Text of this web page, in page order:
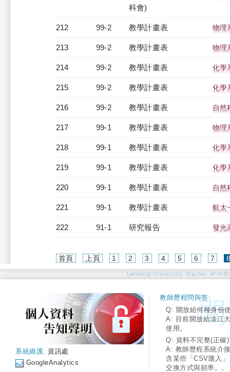
科會)
212 99-2 教學計畫表 物理
213 99-2 教學計畫表 物理
214 99-2 教學計畫表 化學
215 99-2 教學計畫表 化學
216 99-2 教學計畫表 自然
217 99-1 教學計畫表 物理
218 99-1 教學計畫表 化學
219 99-1 教學計畫表 化學
220 99-1 教學計畫表 自然
221 99-1 教學計畫表 航太
222 91-1 研究報告 發光
首頁 上頁 1 2 3 4 5 6 7
Tamkang University Teacher
系統維護: 資訊處
GoogleAnalytics
教師歷程問與答:
Q: 開放給何種身份
A: 目前開放給淡江
使用。
Q: 資料不完整(正確
A: 教師歷程系統介
含某些「CSV匯入
交換方式與頻率。。